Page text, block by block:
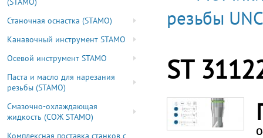
Станочная оснастка (STAMO)
Канавочный инструмент STAMO
Осевой инструмент STAMO
Паста и масло для нарезания
резьбы (STAMO)
Смазочно-охлаждающая
жидкость (СОЖ STAMO)
Комплексная поставка станков с
резьбы UNC
ST